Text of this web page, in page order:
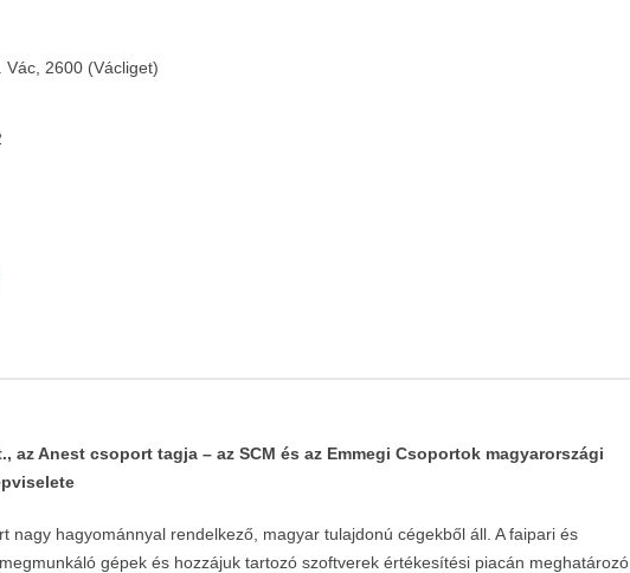
Vác, 2600 (Václiget)
az Anest csoport tagja – az SCM és az Emmegi Csoportok magyarországi
nagy hagyománnyal rendelkező, magyar tulajdonú cégekből áll. A faipari és
gépek és hozzájuk tartozó szoftverek értékesítési piacán meghatározó